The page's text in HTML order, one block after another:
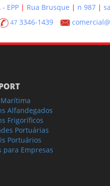
EPP Rua Brusque n 987
473346-1439
Alfandegados
Frigoríficos
Portuárias
Portuários
para Empresas